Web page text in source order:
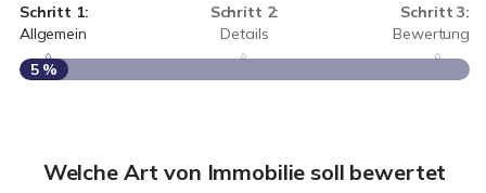
Schritt 1:
Allgemein
Schritt 2:
Details
Schritt 3:
Bewertung
5 %
Welche Art von Immobilie soll bewertet